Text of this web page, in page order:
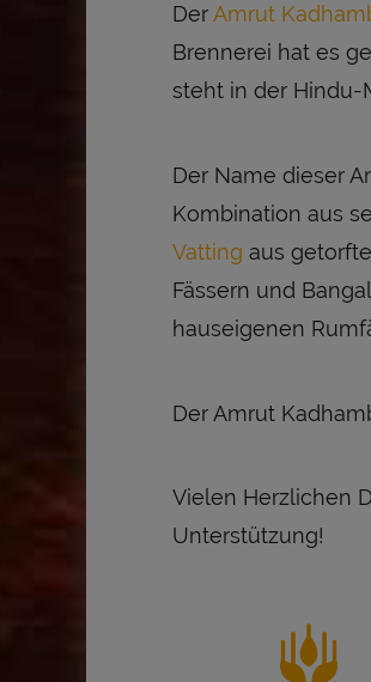
DerAmrut
Brennerei hat es
steht in der Hindu-
Der Name dieser
Kombination aus
Vatting aus
Fässern und
hauseigenen
Der Amrut
Vielen Herzlichen
Unterstützung!